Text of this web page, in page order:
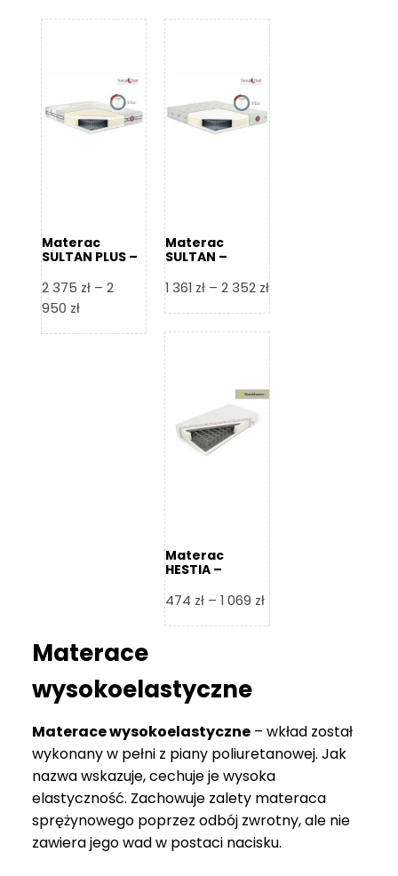
119 zł
Materac
SULTAN PLUS –
2 375 zł – 2
950 złZakres
Materac
SULTAN –
1 361 zł – 2 352 złZakres
cen:
od
1
361 zł
do
2
352 zł
Materac
HESTIA –
474 zł – 1 069 złZakres
cen:
069 zł
Materace
wysokoelastyczne
Materace wysokoelastyczne – wkład został
wykonany w pełni z piany poliuretanowej. Jak
nazwa wskazuje, cechuje je wysoka
elastyczność. Zachowuje zalety materaca
sprężynowego poprzez odbój zwrotny, ale nie
zawiera jego wad w postaci nacisku.